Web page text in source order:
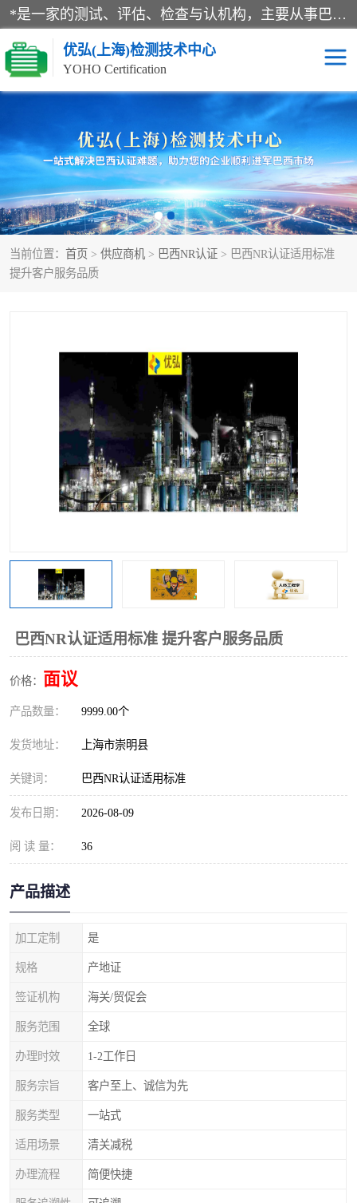
*是一家的测试、评估、检查与认机构，主要从事巴西NR10认证、NR12认证、NR13认证；ANATEL认证、INMTRO认证，欧盟CE认证：MD认证，PED认证，MID认证，ATEX认证，德国蓝色天使认证。
优弘(上海)检测技术中心
YOHO Certification
当前位置： 首页 > 供应商机 > 巴西NR认证 > 巴西NR认证适用标准
提升客户服务品质
巴西NR认证适用标准 提升客户服务品质
价格： 面议
产品数量： 9999.00个
发货地址： 上海市崇明县
关键词： 巴西NR认证适用标准
发布日期： 2026-08-09
阅 读 量： 36
产品描述
加工定制 是
规格 产地证
签证机构 海关/贸促会
服务范围 全球
办理时效 1-2工作日
服务宗旨 客户至上、诚信为先
服务类型 一站式
适用场景 清关减税
办理流程 简便快捷
RECYCLASS认证 NR10认证
NR12认证 NR13认证
ART认证 巴西NR认证
巴西认证 RETIE认证